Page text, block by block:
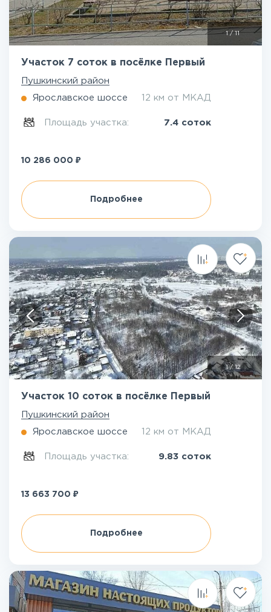
1/11
Участок 7 соток в посёлке Первый
Пушкинский район
Ярославское шоссе 12 км от МКАД
Площадь участка: 7.4 соток
10 286 000 ₽
Подробнее
1/12
Участок 10 соток в посёлке Первый
Пушкинский район
Ярославское шоссе 12 км от МКАД
Площадь участка: 9.83 соток
13 663 700 ₽
Подробнее